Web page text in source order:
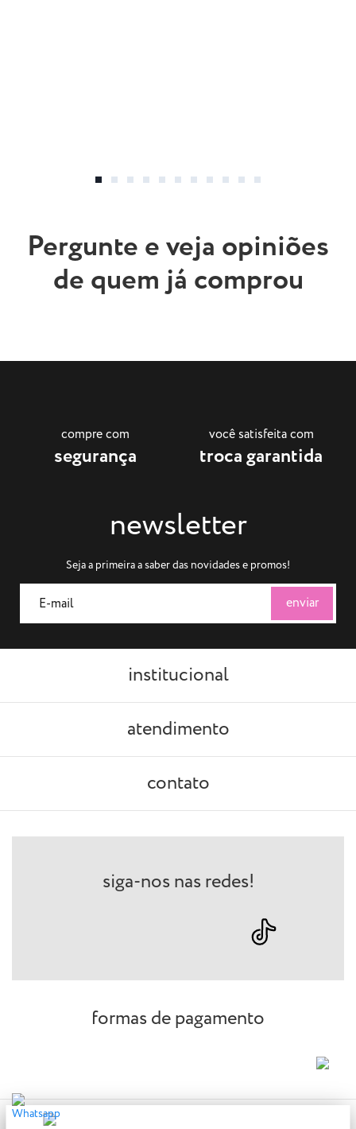
Pergunte e veja opiniões
de quem já comprou
compre com
segurança
você satisfeita com
troca garantida
newsletter
Seja a primeira a saber das novidades e promos!
institucional
atendimento
contato
siga-nos nas redes!
formas de pagamento